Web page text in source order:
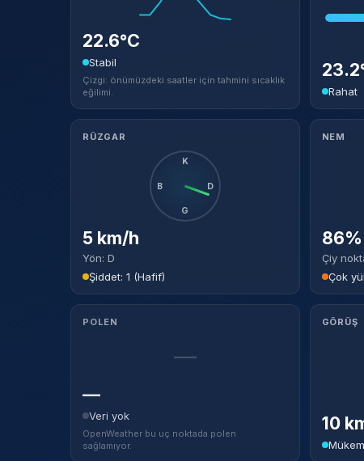
22.6°C
Stabil
Çizgi: önümüzdeki saatler için tahmini sıcaklık
eğilimi.
Rahat
RÜZGAR
K
D
G
B
5 km/h
Yön: D
Şiddet: 1 (Hafif)
NEM
86%
Çiy
Çok
POLEN
—
—
Veri yok
OpenWeather bu uç noktada polen
sağlamıyor.
GÖRÜŞ
10